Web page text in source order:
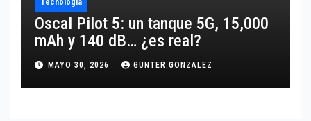
Oscal Pilot 5: un tanque 5G, 15,000
mAh y 140 dB… ¿es real?
MAYO 30, 2026 GUNTER.GONZALEZ